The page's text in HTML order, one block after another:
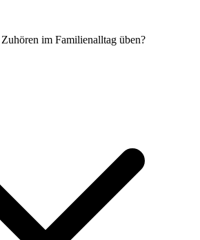
im Familienalltag üben?